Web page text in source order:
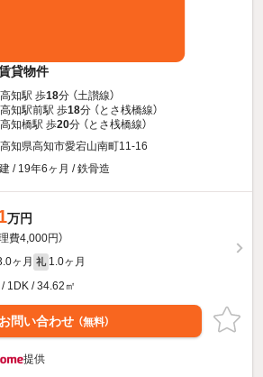
貸物件
高知駅 歩18分 （土讃線）
高知駅前駅 歩18分 （とさ桟橋線）
高知橋駅 歩20分 （とさ桟橋線）
高知県高知市愛宕山南町11-16
/ 19年6ヶ月 / 鉄骨造
万円
理費4,000円）
ヶ月 礼 1.0ヶ月
/ 1DK / 34.62㎡
お問い合わせ （無料）
提供